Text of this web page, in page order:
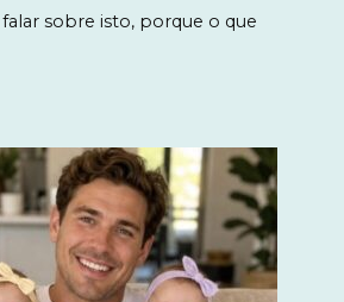
sobre isto, porque o que